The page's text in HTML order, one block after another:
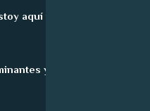
aquí para
y mis